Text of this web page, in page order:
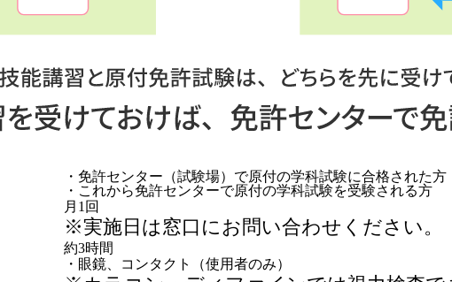
・免許センター（試験場）で原付の学科試験に合格された方
・これから免許センターで原付の学科試験を受験される方
月1回
※実施日は窓口にお問い合わせください。
約3時間
・眼鏡、コンタクト（使用者のみ）